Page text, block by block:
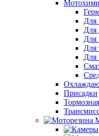
Для
Для
Для
Для
Присадки